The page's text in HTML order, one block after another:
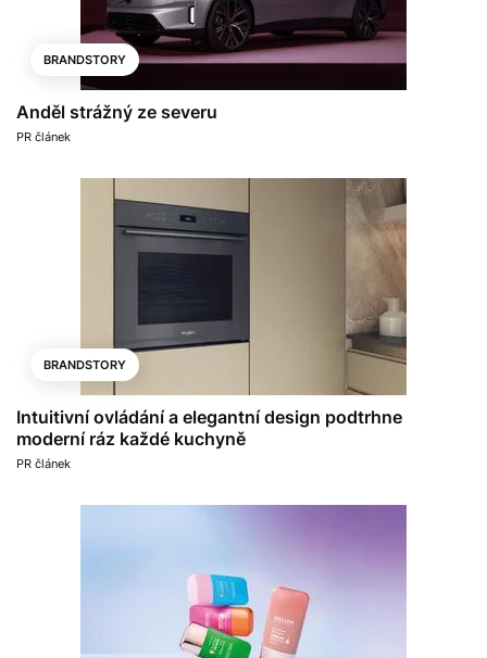
BRANDSTORY
Anděl strážný ze severu
PR článek
BRANDSTORY
Intuitivní ovládání a elegantní design podtrhne
moderní ráz každé kuchyně
PR článek